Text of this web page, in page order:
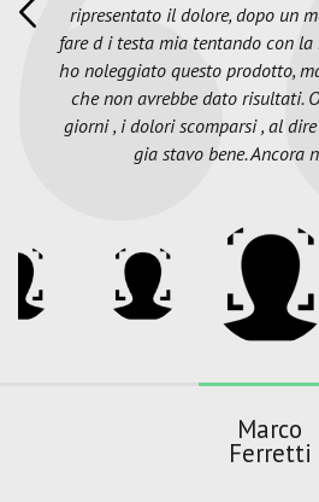
ripresentato il dolore, dopo un
fare d i testa mia tentando con la
ho noleggiato questo prodotto,
che non avrebbe dato risultati.
giorni , i dolori scomparsi , al
gia stavo bene. Ancora
Marco
Ferretti